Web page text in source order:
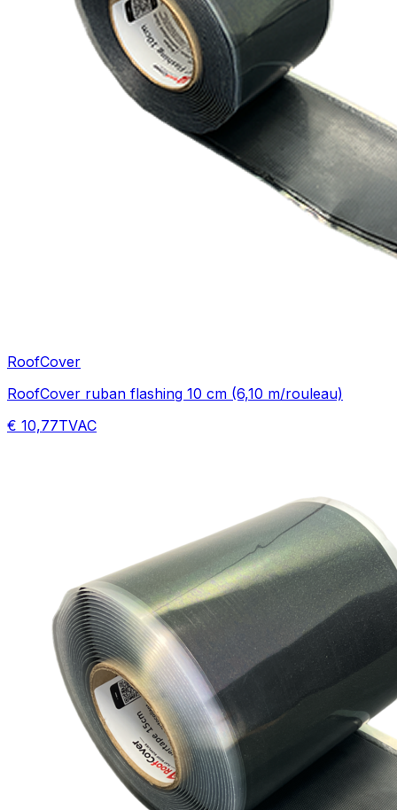
RoofCover
RoofCover ruban flashing 10 cm (6,10 m/rouleau)
€ 10,77TVAC